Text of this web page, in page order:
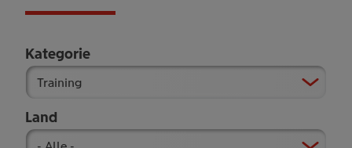
Kategorie
Land